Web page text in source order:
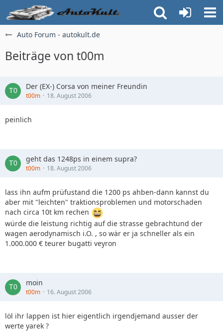
Auto Forum - autokult.de
Beiträge von t00m
Der (EX-) Corsa von meiner Freundin
t00m 18. August 2006
peinlich
geht das 1248ps in einem supra?
t00m 18. August 2006
lass ihn aufm prüfustand die 1200 ps ahben-dann kannst du
aber mit "leichten" traktionsproblemen und motorschaden
nach circa 10t km rechen
würde die leistung richtig auf die strasse gebrachtund der
wagen aerodynamisch i.O. , so wär er ja schneller als ein
1.000.000 € teurer bugatti veyron
moin
t00m 16. August 2006
löl ihr lappen ist hier eigentlich irgendjemand ausser der
werte yarek ?